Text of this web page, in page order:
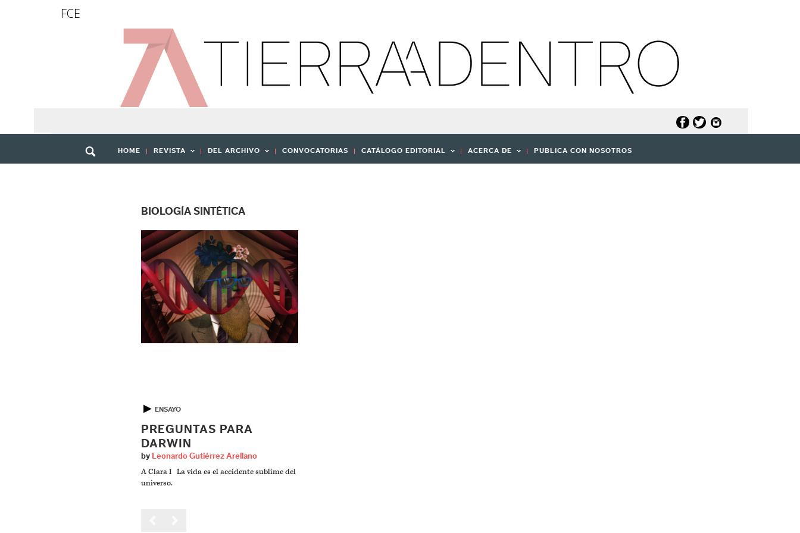
FCE
HOME REVISTA DEL ARCHIVO CONVOCATORIAS CATÁLOGO EDITORIAL ACERCA DE PUBLICA CON NOSOTROS
BIOLOGÍA SINTÉTICA
▶ ENSAYO
PREGUNTAS PARA
DARWIN
by Leonardo Gutiérrez Arellano
A Clara I La vida es el accidente sublime del
universo.